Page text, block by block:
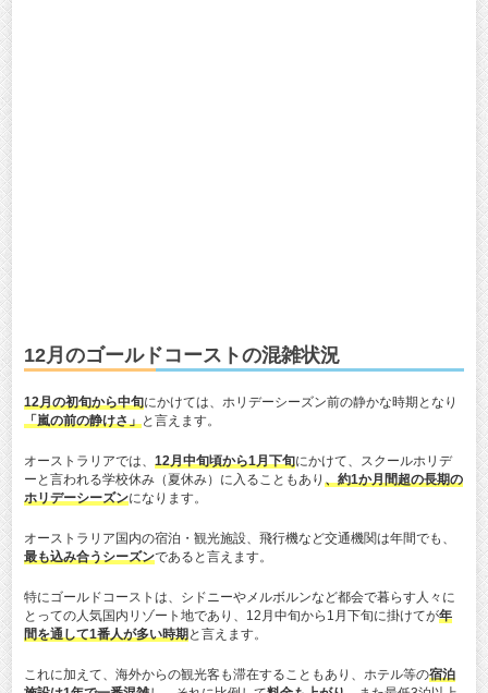
12月のゴールドコーストの混雑状況
12月の初旬から中旬にかけては、ホリデーシーズン前の静かな時期となり
「嵐の前の静けさ」 と言えます。
オーストラリアでは、 12月中旬頃から1月下旬にかけて、スクールホリデ
ーと言われる学校休み（夏休み）に入ることもあり 、約1か月間超の長期の
ホリデーシーズンになります。
オーストラリア国内の宿泊・観光施設、飛行機など交通機関は年間でも、
最も込み合うシーズンであると言えます。
特にゴールドコーストは、シドニーやメルボルンなど都会で暮らす人々に
とっての人気国内リゾート地であり、12月中旬から1月下旬に掛けてが年
間を通して1番人が多い時期と言えます。
これに加えて、海外からの観光客も滞在することもあり、ホテル等の宿泊